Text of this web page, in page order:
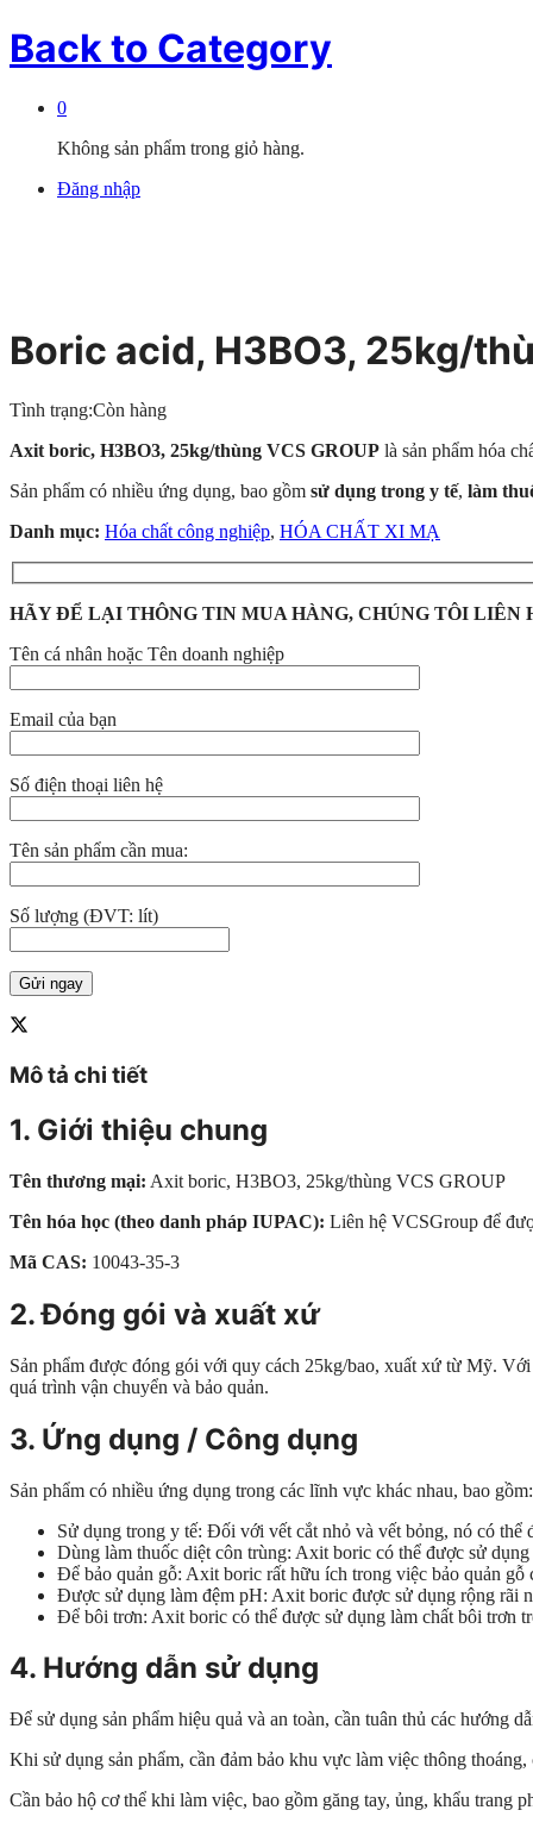
Back to Category
0
Không sản phẩm trong giỏ hàng.
Đăng nhập
Boric acid, H3BO3, 25kg/
Tình trạng:Còn hàng
Axit boric, H3BO3, 25kg/thùng VCS GROUP là sản phẩm hóa
Sản phẩm có nhiều ứng dụng, bao gồm sử dụng trong y tế, làm
Danh mục: Hóa chất công nghiệp, HÓA CHẤT XI MẠ
HÃY ĐỂ LẠI THÔNG TIN MUA HÀNG, CHÚNG TÔI LIÊN
Tên cá nhân hoặc Tên doanh nghiệp
Email của bạn
Số điện thoại liên hệ
Tên sản phẩm cần mua:
Số lượng (ĐVT: lít)
Mô tả chi tiết
1. Giới thiệu chung
Tên thương mại: Axit boric, H3BO3, 25kg/thùng VCS GROUP
Tên hóa học (theo danh pháp IUPAC): Liên hệ VCSGroup để
Mã CAS: 10043-35-3
2. Đóng gói và xuất xứ
Sản phẩm được đóng gói với quy cách 25kg/bao, xuất xứ từ Mỹ.
quá trình vận chuyển và bảo quản.
3. Ứng dụng / Công dụng
Sản phẩm có nhiều ứng dụng trong các lĩnh vực khác nhau, bao gồm:
Sử dụng trong y tế: Đối với vết cắt nhỏ và vết bỏng, nó có thể
Dùng làm thuốc diệt côn trùng: Axit boric có thể được sử
Để bảo quản gỗ: Axit boric rất hữu ích trong việc bảo quản gỗ
Được sử dụng làm đệm pH: Axit boric được sử dụng rộng rãi
Để bôi trơn: Axit boric có thể được sử dụng làm chất bôi trơn
4. Hướng dẫn sử dụng
Để sử dụng sản phẩm hiệu quả và an toàn, cần tuân thủ các hướng
Khi sử dụng sản phẩm, cần đảm bảo khu vực làm việc thông
Cần bảo hộ cơ thể khi làm việc, bao gồm găng tay, ủng, khẩu trang